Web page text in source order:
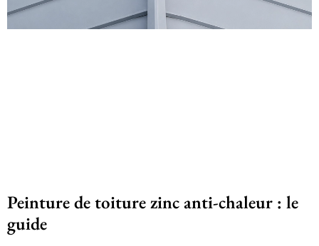
Peinture de toiture zinc anti-chaleur : le
guide